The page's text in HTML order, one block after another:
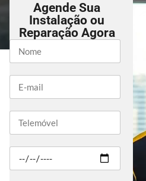
Agende Sua
Instalação ou
Reparação Agora